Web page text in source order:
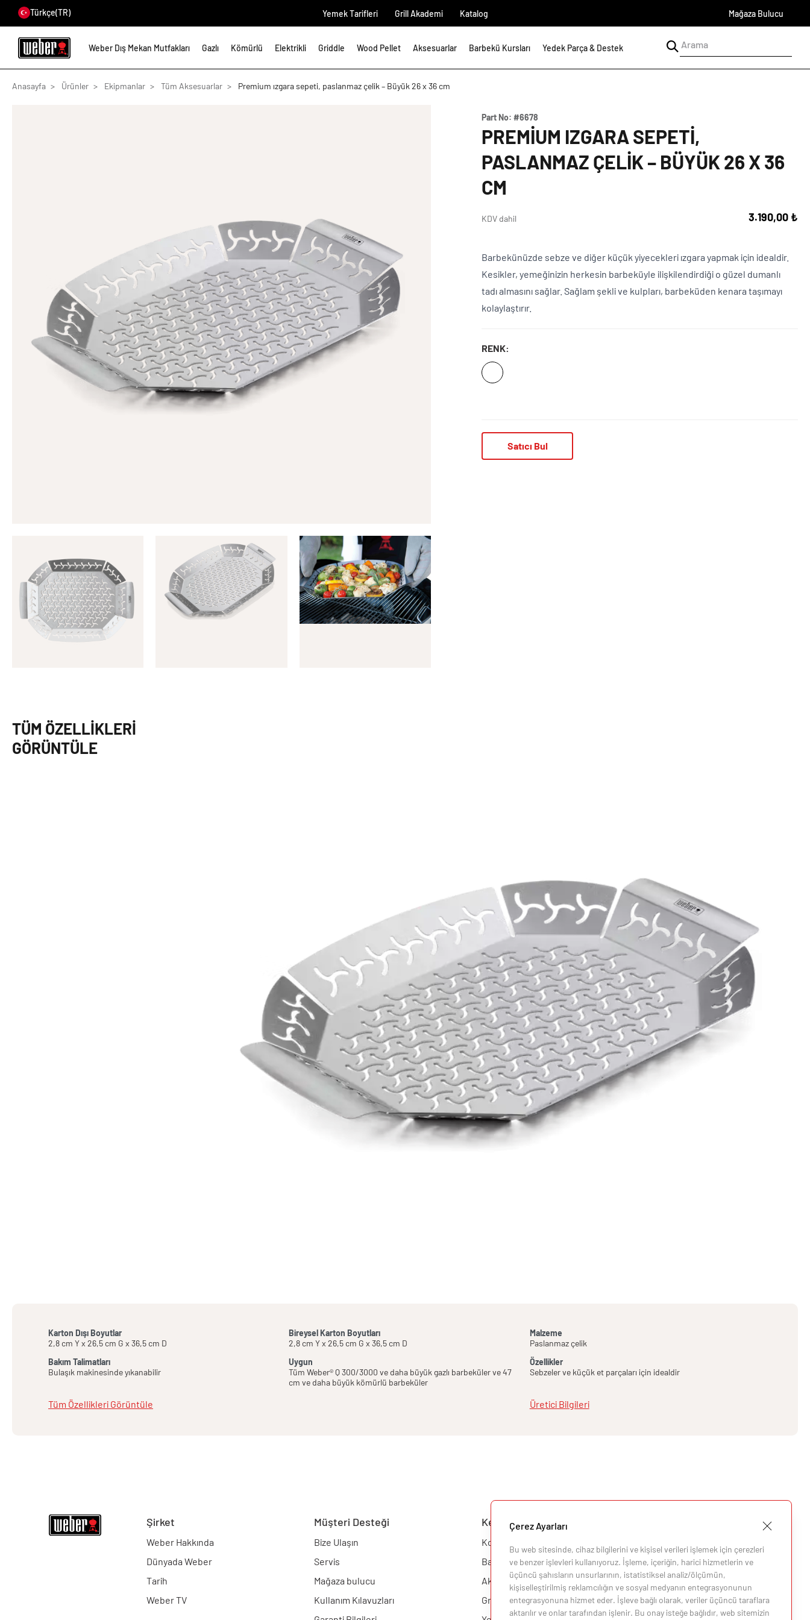
Türkçe(TR) Yemek Tarifleri Grill Akademi Katalog Mağaza Bulucu
Weber Dış Mekan Mutfakları Gazlı Kömürlü Elektrikli Griddle Wood Pellet Aksesuarlar Barbekü Kursları Yedek Parça & Destek
Anasayfa Ürünler Ekipmanlar Tüm Aksesuarlar Premium ızgara sepeti, paslanmaz çelik – Büyük 26 x 36 cm
Part No:#6678
PREMIUM IZGARA SEPETI,
PASLANMAZ ÇELIK – BÜYÜK 26 X 36
CM
KDV dahil 3.190,00 ₺
Barbekünüzde sebze ve diğer küçük yiyecekleri ızgara yapmak için idealdir.
Kesikler, yemeğinizin herkesin barbeküyle ilişkilendirdiği o güzel dumanlı
tadı almasını sağlar. Sağlam şekli ve kulpları, barbeküden kenara taşımayı
kolaylaştırır.
RENK:
Satıcı Bul
TÜM ÖZELLIKLERI
GÖRÜNTÜLE
Karton Dışı Boyutlar
2,8 cm Y x 26,5 cm G x 36,5 cm D
Bireysel Karton Boyutları
2,8 cm Y x 26,5 cm G x 36,5 cm D
Malzeme
Paslanmaz çelik
Bakım Talimatları
Bulaşık makinesinde yıkanabilir
Uygun
Tüm Weber® Q 300/3000 ve daha büyük gazlı barbeküler ve 47
cm ve daha büyük kömürlü barbeküler
Özellikler
Sebzeler ve küçük et parçaları için idealdir
Tüm Özellikleri Görüntüle Üretici Bilgileri
Şirket
Weber Hakkında
Dünyada Weber
Tarih
Weber TV
Müşteri Desteği
Bize Ulaşın
Servis
Mağaza bulucu
Kullanım Kılavuzları
Keşfedin
Konfigüratör
Barbekü
Aksesuarlar
Grill Akademisi
Çerez Ayarları
Bu web sitesinde, cihaz bilgilerini ve kişisel verileri işlemek için çerezleri
ve benzer işlevleri kullanıyoruz. İşleme, içeriğin, harici hizmetlerin ve
üçüncü şahısların unsurlarının, istatistiksel analiz/ölçümün,
kişiselleştirilmiş reklamcılığın ve sosyal medyanın entegrasyonunun
entegrasyonuna hizmet eder. İşleve bağlı olarak, veriler üçüncü taraflara
aktarılır ve onlar tarafından işlenir. Bu onay isteğe bağlıdır, web sitemizin